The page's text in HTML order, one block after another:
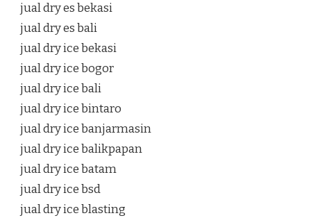
jual dry es bekasi
jual dry es bali
jual dry ice bekasi
jual dry ice bogor
jual dry ice bali
jual dry ice bintaro
jual dry ice banjarmasin
jual dry ice balikpapan
jual dry ice batam
jual dry ice bsd
jual dry ice blasting